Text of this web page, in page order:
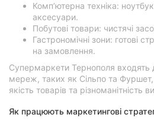
Комп’ютерна техніка:
аксесуари.
Побутові товари: чистячі
Гастрономічні зони: готові
на замовлення.
Супермаркети Тернополя входять
мереж, таких як Сільпо та
якість товарів та різноманітність
Як працюють маркетингові